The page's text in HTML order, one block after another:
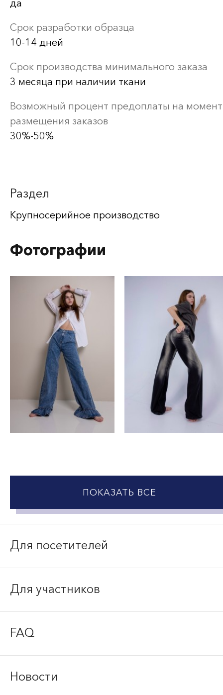
да
Срок разработки образца
10-14 дней
Срок производства минимального заказа
3 месяца при наличии ткани
Возможный процент предоплаты на момент
размещения заказов
30%-50%
Раздел
Крупносерийное производство
Фотографии
ПОКАЗАТЬ ВСЕ
Для посетителей
Для участников
FAQ
Новости